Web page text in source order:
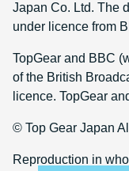
Japan Co. Ltd. The
under licence from
TopGear and BBC
of the British
licence. TopGear
© Top Gear Japan
Reproduction in